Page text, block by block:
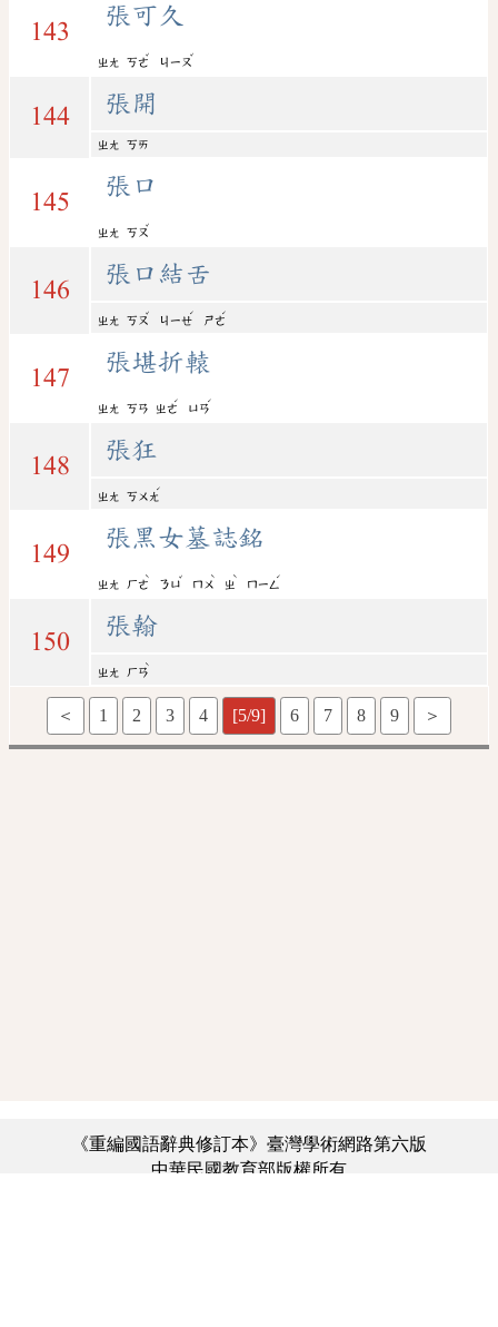
143
張可久
ㄓㄤ ㄎㄜ
ˇ
ㄐㄧㄡ
ˇ
144 張開
ㄓㄤ ㄎㄞ
145
張口
ㄓㄤ ㄎㄡ
ˇ
146
張口結舌
ㄓㄤ ㄎㄡ
ˇ
ㄐㄧㄝ
ˊ
ㄕㄜ
ˊ
147
張堪折轅
ㄓㄤ ㄎㄢ ㄓㄜ
ˊ
ㄩㄢ
ˊ
148
張狂
ㄓㄤ ㄎㄨㄤ
ˊ
149
張黑女墓誌銘
ㄓㄤ ㄏㄜ
ˋ
ㄋㄩ
ˇ
ㄇㄨ
ˋ
ㄓ
ˋ
ㄇㄧㄥ
ˊ
150
張翰
ㄓㄤ ㄏㄢ
ˋ
＜ 1 2 3 4 [5/9] 6 7 8 9 ＞
《重編國語辭典修訂本》臺灣學術網路第六版
中華民國教育部版權所有